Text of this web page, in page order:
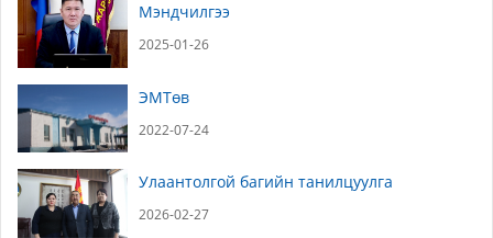
Мэндчилгээ
2025-01-26
ЭМТөв
2022-07-24
Улаантолгой багийн танилцуулга
2026-02-27